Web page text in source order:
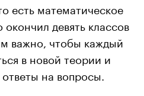
есть математическое
девять классов
важно, чтобы каждый
в новой теории и
на вопросы.